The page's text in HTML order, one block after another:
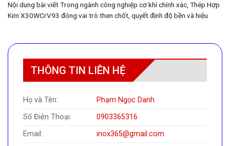
Nội dung bài viết Trong ngành công nghiệp cơ khí chính xác, Thép Hợp
Kim X30WCrV93 đóng vai trò then chốt, quyết định độ bền và hiệu
THÔNG TIN LIÊN HỆ
Họ và Tên:
Phạm Ngọc Danh
Số Điện Thoại:
0903365316
Email:
inox365@gmail.com